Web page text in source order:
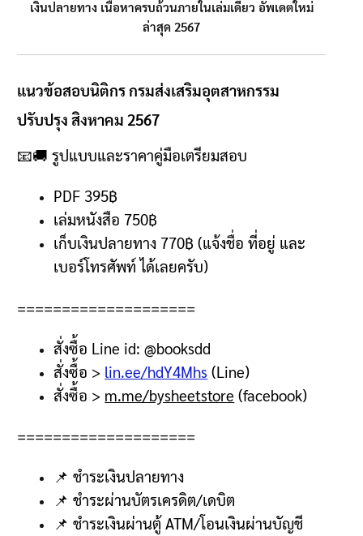
เงินปลายทาง เนื้อหาครบถ้วนภายในเล่มเดียว อัพเดตใหม่
ล่าสุด 2567
แนวข้อสอบนิติกร กรมส่งเสริมอุตสาหกรรม
ปรับปรุง สิงหาคม 2567
📧🚚รูปแบบและราคาคู่มือเตรียมสอบ
PDF 395฿
เล่มหนังสือ 750฿
เก็บเงินปลายทาง 770฿ (แจ้งชื่อ ที่อยู่ และ
เบอร์โทรศัพท์ ได้เลยครับ)
====================
สั่งซื้อ Line id: @booksdd
สั่งซื้อ > lin.ee/hdY4Mhs (Line)
สั่งซื้อ > m.me/bysheetstore (facebook)
====================
📌 ชำระเงินปลายทาง
📌 ชำระผ่านบัตรเครดิต/เดบิต
📌 ชำระเงินผ่านตู้ATM/โอนเงินผ่านบัญชี